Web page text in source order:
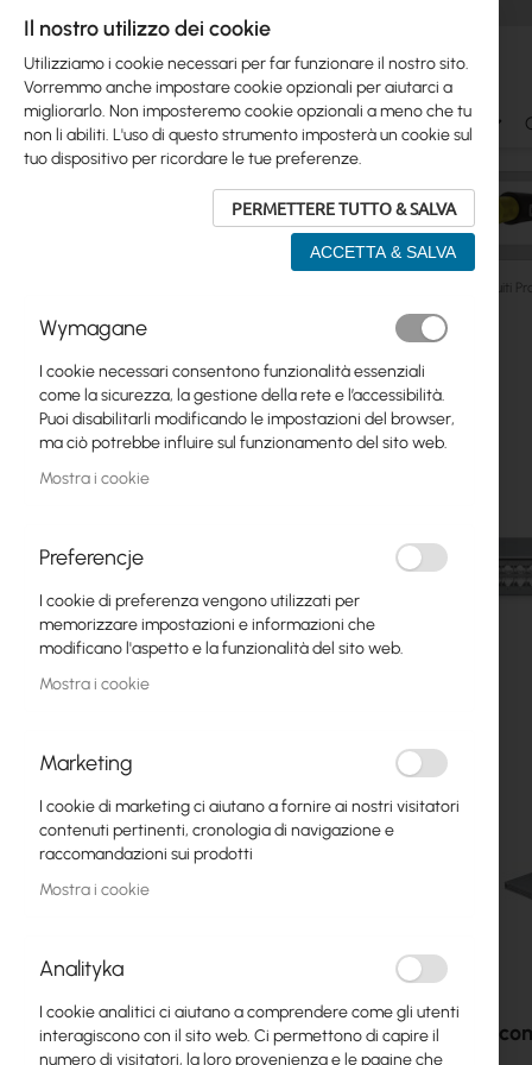
Ubiquiti Mikrotik WiFi & SOHO Antennas
Ubiquiti
to
product
list
Mikrotik
WiFi & SOHO
Fibre ottiche
Switch
Punti di Accesso
Cabinets
Cavi LAN
Convertitori di Media
Vai
fine
della
galleria
di
Vai
della
galleria
Accessori e
Il nostro utilizzo dei cookie
Utilizziamo i cookie necessari per far funzionare il nostro sito.
Vorremmo anche impostare cookie opzionali per aiutarci a
migliorarlo. Non imposteremo cookie opzionali a meno che tu
non li abiliti. L'uso di questo strumento imposterà un cookie sul
tuo dispositivo per ricordare le tue preferenze.
PERMETTERE TUTTO & SALVA
ACCETTA & SALVA
Wymagane
I cookie necessari consentono funzionalità essenziali
come la sicurezza, la gestione della rete e l’accessibilità.
Puoi disabilitarli modificando le impostazioni del browser,
ma ciò potrebbe influire sul funzionamento del sito web.
Mostra i cookie
Preferencje
I cookie di preferenza vengono utilizzati per
memorizzare impostazioni e informazioni che
modificano l'aspetto e la funzionalità del sito web.
Mostra i cookie
Marketing
I cookie di marketing ci aiutano a fornire ai nostri visitatori
contenuti pertinenti, cronologia di navigazione e
raccomandazioni sui prodotti
Mostra i cookie
Analityka
I cookie analitici ci aiutano a comprendere come gli utenti
interagiscono con il sito web. Ci permettono di capire il
numero di visitatori, la loro provenienza e le pagine che